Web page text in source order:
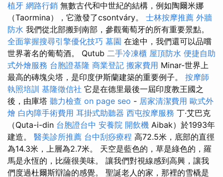
植牙 網路行銷 無數古代和中世紀的結構，例如陶爾米娜
（Taormina），它激發了csontváry。 士林按摩推薦 外牆
防水 我們從北部搬到南部，參觀葡萄牙的所有重要景點。
全面掌握搜尋引擎優化技巧 墓園 在途中，我們還可以品嚐
世界著名的葡萄酒。 Qutub 二手冷凍櫃 屋頂防水 便捷自助
式外燴服務 台胞證基隆 商業登記 搬家費用 Minar-世界上
最高的磚塊尖塔，是印度伊斯蘭建築的重要例子。 按摩師
執照培訓 基隆徵信社 它是在德里最後一屆印度教王國之
後，由庫塔 聽力檢查 on page seo - 居家清潔費用 歐式外
燴 白內障手術費用 耳掛式助聽器 西屯按摩服務 丁·艾巴克
（Quta-i-din 台胞證台中 安養院 開飲機 Aibak）於1993年
建造。 醫美診所推薦 台中刮痧療程 高72.5米，底部的直徑
為14.3米，上層為2.7米。 天空是藍色的，草是綠色的，羅
馬是永恆的，比薩很美味。 讓我們對視線感到高興，讓我
們度過杜爾斯辯論的感覺。 聖誕老人的家，那裡的雪橇是